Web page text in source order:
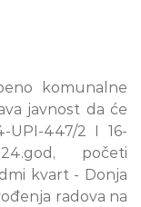
komunalne
javnost da će
UPI-447/2 I 16-
početi
kvart - Donja
radova na